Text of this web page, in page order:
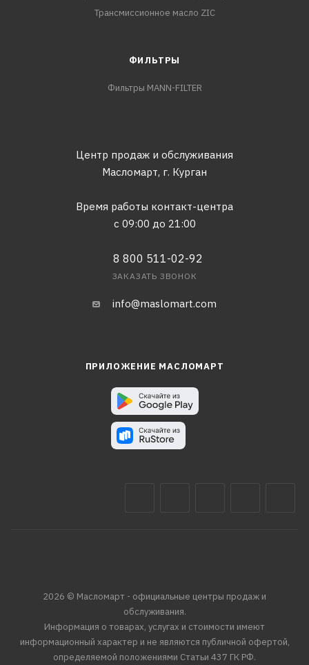
Трансмиссионное масло ZIC
ФИЛЬТРЫ
Фильтры MANN-FILTER
Центр продаж и обслуживания
Масломарт, г. Курган
Время работы контакт-центра
с 09:00 до 21:00
8 800 511-02-92
ЗАКАЗАТЬ ЗВОНОК
info@maslomart.com
ПРИЛОЖЕНИЕ МАСЛОМАРТ
2026 © Масломарт - официальные центры продаж и
обслуживания.
Информация о товарах, услугах и стоимости имеют
информационный характер и не являются публичной офертой,
определяемой положениями Статьи 437 ГК РФ.